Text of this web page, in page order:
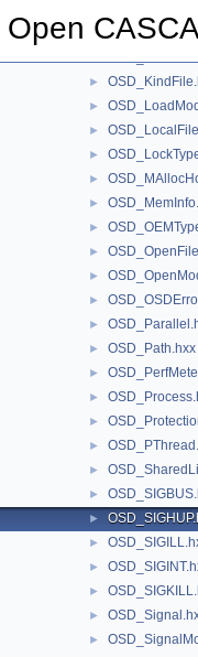
Open ►
►
►
►
►
►
►
►
►
►
►
►
► OSD_Path.hxx
►
►
►
►
►
►
►
►
►
►
►
►